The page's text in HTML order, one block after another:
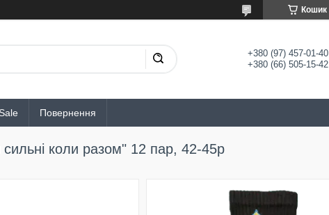
Кошик
+380 (97) 457-01-40
+380 (66) 505-15-42
Sale Повернення
коли разом" 12 пар, 42-45р